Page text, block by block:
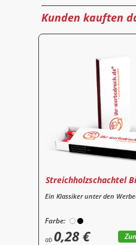
Kunden kauften
Streichholzschachtel
Ein Klassiker unter den
Farbe:
ab 0,28 €